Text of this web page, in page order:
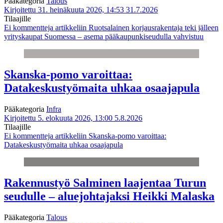
Kirjoitettu 31. heinäkuuta 2026, 14:53 31.7.2026
Tilaajille
Ei kommentteja artikkeliin Ruotsalainen korjausrakentaja teki jälleen
yrityskaupat Suomessa – asema pääkaupunkiseudulla vahvistuu
Skanska-pomo varoittaa:
Datakeskustyömaita uhkaa osaajapula
Pääkategoria Infra
Kirjoitettu 5. elokuuta 2026, 13:00 5.8.2026
Tilaajille
Ei kommentteja artikkeliin Skanska-pomo varoittaa:
Datakeskustyömaita uhkaa osaajapula
Rakennustyö Salminen laajentaa Turun
seudulle – aluejohtajaksi Heikki Malaska
Pääkategoria Talous